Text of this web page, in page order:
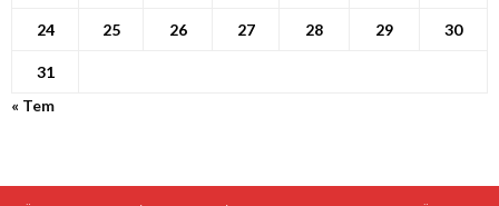
24 25 26 27 28 29 30
31
« Tem